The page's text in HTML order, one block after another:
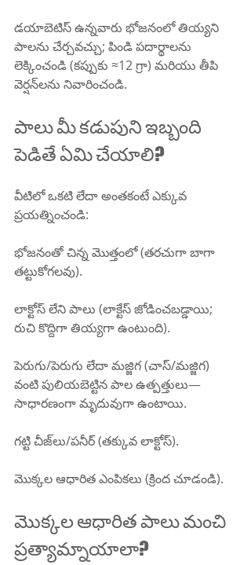
డయాబెటిస్ ఉన్నవారు భోజనంలో తియ్యని
పాలను చేర్చవచ్చు; పిండి పదార్థాలను
లెక్కించండి (కప్పుకు ≈12 గ్రా) మరియు తీపి
వెర్షన్‌లను నివారించండి.
పాలు మీ కడుపుని ఇబ్బంది
పెడితే ఏమి చేయాలి?
వీటిలో ఒకటి లేదా అంతకంటే ఎక్కువ
ప్రయత్నించండి:
భోజనంతో చిన్న మొత్తంలో (తరచుగా బాగా
తట్టుకోగలవు).
లాక్టోస్ లేని పాలు (లాక్టేస్ జోడించబడ్డాయి;
రుచి కొద్దిగా తియ్యగా ఉంటుంది).
పెరుగు/పెరుగు లేదా మజ్జిగ (చాస్/మజ్జిగ)
వంటి పులియబెట్టిన పాల ఉత్పత్తులు—
సాధారణంగా మృదువుగా ఉంటాయి.
గట్టి చీజ్‌లు/పనీర్ (తక్కువ లాక్టోస్).
మొక్కల ఆధారిత ఎంపికలు (క్రింద చూడండి).
మొక్కల ఆధారిత పాలు మంచి
ప్రత్యామ్నాయాలా?